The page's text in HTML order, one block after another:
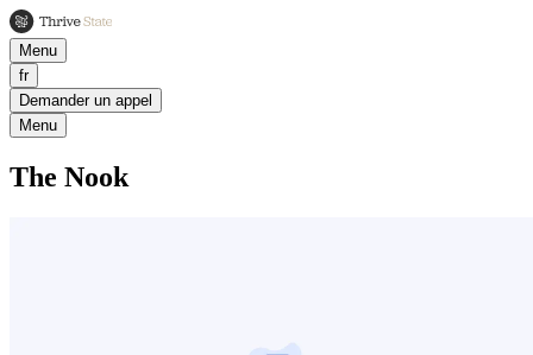
Menu
fr
Demander un appel
Menu
The Nook